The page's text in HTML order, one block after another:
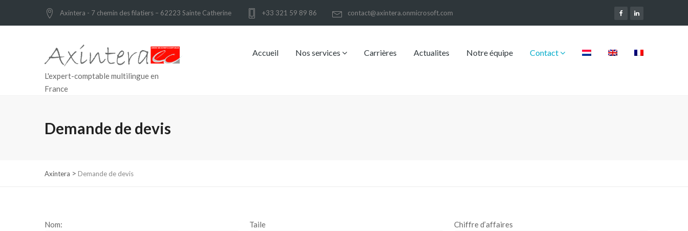
Axintera - 7 chemin des filatiers – 62223 Sainte Catherine +33 321 59 89 86 contact@axintera.onmicrosoft.com
L'expert-comptable multilingue en
France
Accueil Nos services Carrières Actualites Notre équipe Contact
Demande de devis
Axintera > Demande de devis
Nom: Taile Chiffre d’affaires